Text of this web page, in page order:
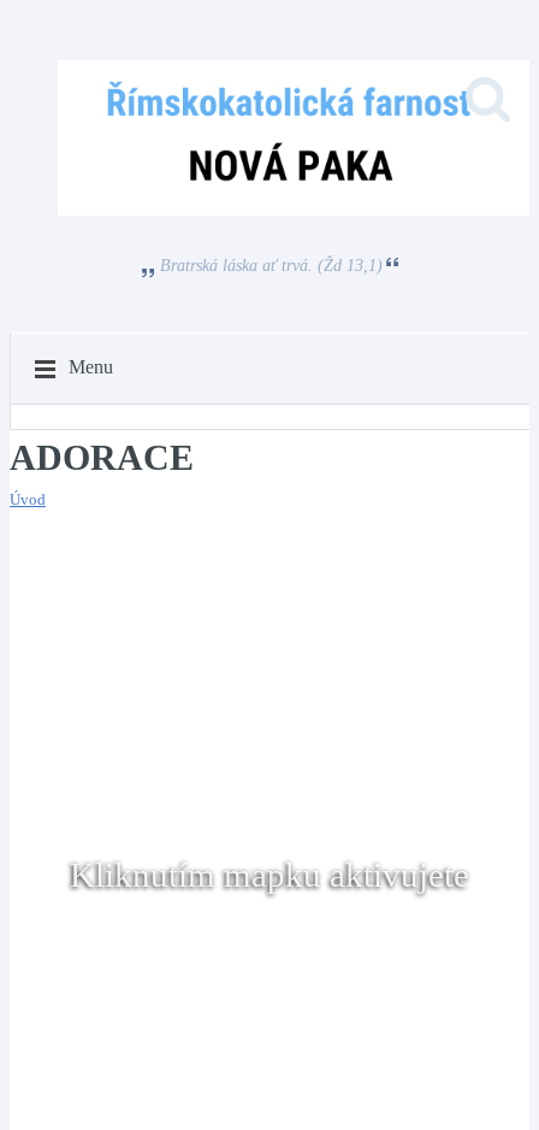
Bratrská láska ať trvá. (Žd 13,1)
Menu
ADORACE
Úvod
Kliknutím mapku aktivujete